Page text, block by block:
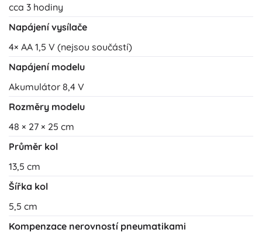
cca 3 hodiny
Napájení vysílače
4× AA 1,5 V (nejsou součástí)
Napájení modelu
Akumulátor 8,4 V
Rozměry modelu
48 × 27 × 25 cm
Průměr kol
13,5 cm
Šířka kol
5,5 cm
Kompenzace nerovností pneumatikami